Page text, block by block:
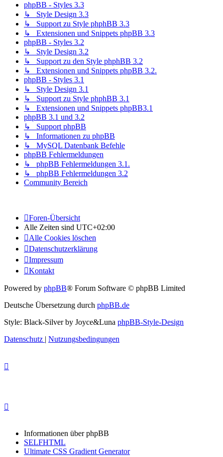
phpBB - Styles 3.3
↳ Style Design 3.3
↳ Support zu Style phphBB 3.3
↳ Extensionen und Snippets phpBB 3.3
phpBB - Styles 3.2
↳ Style Design 3.2
↳ Support zu den Style phphBB 3.2
↳ Extensionen und Snippets phpBB 3.2.
phpBB - Styles 3.1
↳ Style Design 3.1
↳ Support zu Style phphBB 3.1
↳ Extensionen und Snippets phpBB3.1
phpBB 3.1 und 3.2
↳ Support phpBB
↳ Informationen zu phpBB
↳ MySQL Datenbank Befehle
phpBB Fehlermeldungen
↳ phpBB Fehlermeldungen 3.1.
↳ phpBB Fehlermeldungen 3.2
Community Bereich
Foren-Übersicht
Alle Zeiten sind UTC+02:00
Alle Cookies löschen
Datenschutzerklärung
Impressum
Kontakt
Powered by phpBB® Forum Software © phpBB Limited
Deutsche Übersetzung durch phpBB.de
Style: Black-Silver by Joyce&Luna phpBB-Style-Design
Datenschutz | Nutzungsbedingungen
Informationen über phpBB
SELFHTML
Ultimate CSS Gradient Generator